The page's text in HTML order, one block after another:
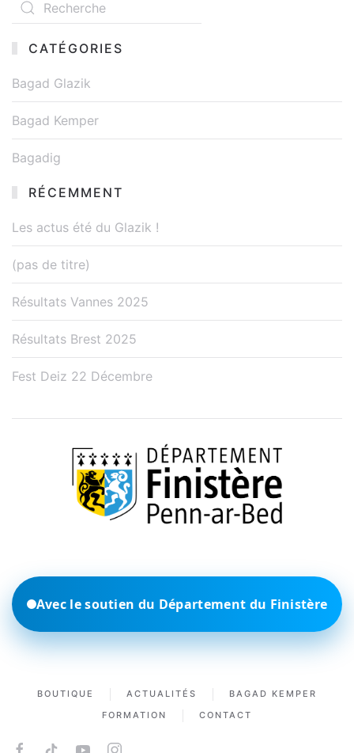
CATÉGORIES
Bagad Glazik
Bagad Kemper
Bagadig
RÉCEMMENT
Les actus été du Glazik !
(pas de titre)
Résultats Vannes 2025
Résultats Brest 2025
Fest Deiz 22 Décembre
Avec le soutien du Département du Finistère
BOUTIQUE ACTUALITÉS
BAGAD KEMPER
FORMATION
CONTACT